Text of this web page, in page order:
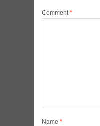
Comment*
Name *